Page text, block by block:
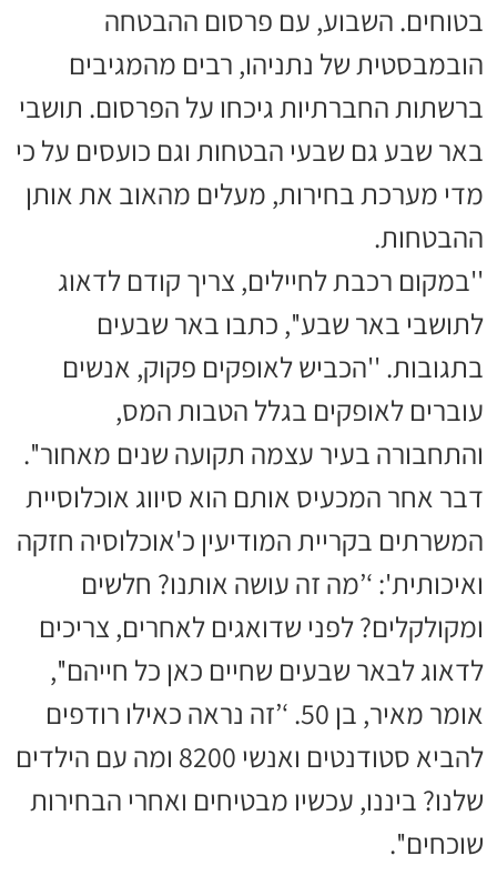
בטוחים. השבוע, עם פרסום ההבטחה
הובמבסטית של נתניהו, רבים מהמגיבים
ברשתות החברתיות גיכחו על הפרסום. תושבי
באר שבע גם שבעי הבטחות וגם כועסים על כי
מדי מערכת בחירות, מעלים מהאוב את אותן
ההבטחות.
''במקום רכבת לחיילים, צריך קודם לדאוג
לתושבי באר שבע'', כתבו באר שבעים
בתגובות. ''הכביש לאופקים פקוק, אנשים
עוברים לאופקים בגלל הטבות המס,
והתחבורה בעיר עצמה תקועה שנים מאחור''.
דבר אחר המכעיס אותם הוא סיווג אוכלוסיית
המשרתים בקריית המודיעין כ'אוכלוסיה חזקה
ואיכותית': ‘’מה זה עושה אותנו? חלשים
ומקולקלים? לפני שדואגים לאחרים, צריכים
לדאוג לבאר שבעים שחיים כאן כל חייהם'',
אומר מאיר, בן 50. ‘’זה נראה כאילו רודפים
להביא סטודנטים ואנשי 8200 ומה עם הילדים
שלנו? ביננו, עכשיו מבטיחים ואחרי הבחירות
שוכחים''.